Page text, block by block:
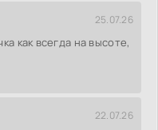
25.07.26
как всегда на высоте,
22.07.26